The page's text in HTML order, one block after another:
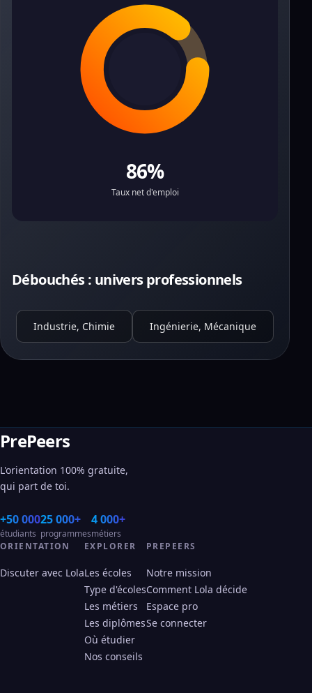
86%
Taux net d'emploi
Débouchés : univers professionnels
Industrie, Chimie Ingénierie, Mécanique
PrePeers
L'orientation 100% gratuite,
qui part de toi.
+50 000
étudiants
25 000+
programmes
4 000+
métiers
ORIENTATION
Discuter avec Lola
EXPLORER
Les écoles
Type d'écoles
Les métiers
Les diplômes
Où étudier
Nos conseils
PREPEERS
Notre mission
Comment Lola décide
Espace pro
Se connecter